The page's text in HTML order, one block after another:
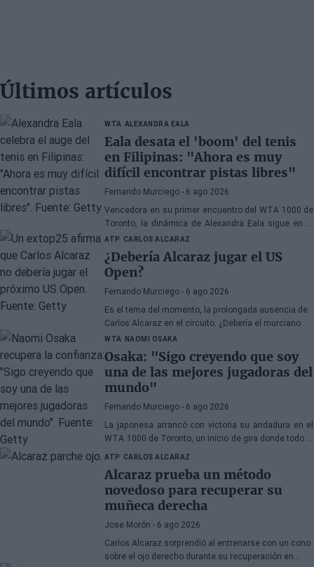
Últimos artículos
WTA ALEXANDRA EALA
Eala desata el 'boom' del tenis
en Filipinas: "Ahora es muy
difícil encontrar pistas libres"
Fernando Murciego - 6 ago 2026
Vencedora en su primer encuentro del WTA 1000 de
Toronto, la dinámica de Alexandra Eala sigue en la
cresta de la ola, incluso a muchos de kilómetros de
Canadá.
ATP CARLOS ALCARAZ
¿Debería Alcaraz jugar el US
Open?
Fernando Murciego - 6 ago 2026
Es el tema del momento, la prolongada ausencia de
Carlos Alcaraz en el circuito. ¿Debería el murciano
jugar el próximo US Open? Un ex top25 tiene muy
clara su opinión, aunque no os gustará.
WTA NAOMI OSAKA
Osaka: "Sigo creyendo que soy
una de las mejores jugadoras del
mundo"
Fernando Murciego - 6 ago 2026
La japonesa arrancó con victoria su andadura en el
WTA 1000 de Toronto, un inicio de gira donde todo el
ATP CARLOS ALCARAZ
Alcaraz prueba un método
novedoso para recuperar su
muñeca derecha
Jose Morón - 6 ago 2026
Carlos Alcaraz sorprendió al entrenarse con un cono
sobre el ojo derecho durante su recuperación en